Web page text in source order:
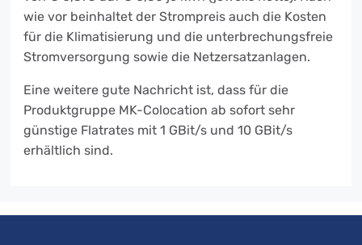
wie vor beinhaltet der Strompreis auch die Kosten
für die Klimatisierung und die unterbrechungsfreie
Stromversorgung sowie die Netzersatzanlagen.
Eine weitere gute Nachricht ist, dass für die
Produktgruppe MK-Colocation ab sofort sehr
günstige Flatrates mit 1 GBit/s und 10 GBit/s
erhältlich sind.